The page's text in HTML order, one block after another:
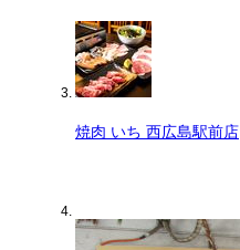
焼肉 いち 西広島駅前店